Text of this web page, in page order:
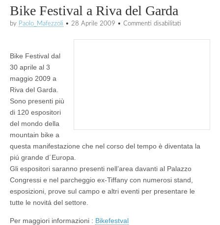
Bike Festival a Riva del Garda
by Paolo_Mafezzoli • 28 Aprile 2009 • Commenti disabilitati
Festival
Bike Festival dal
30 aprile al 3
maggio 2009 a
Riva del Garda.
Sono presenti più
di 120 espositori
del mondo della
mountain bike a
questa manifestazione che nel corso del tempo è diventata la
piú grande d´Europa.
Gli espositori saranno presenti nell’area davanti al Palazzo
Congressi e nel parcheggio ex-Tiffany con numerosi stand,
esposizioni, prove sul campo e altri eventi per presentare le
tutte le novitá del settore.
Per maggiori informazioni : Bikefestval